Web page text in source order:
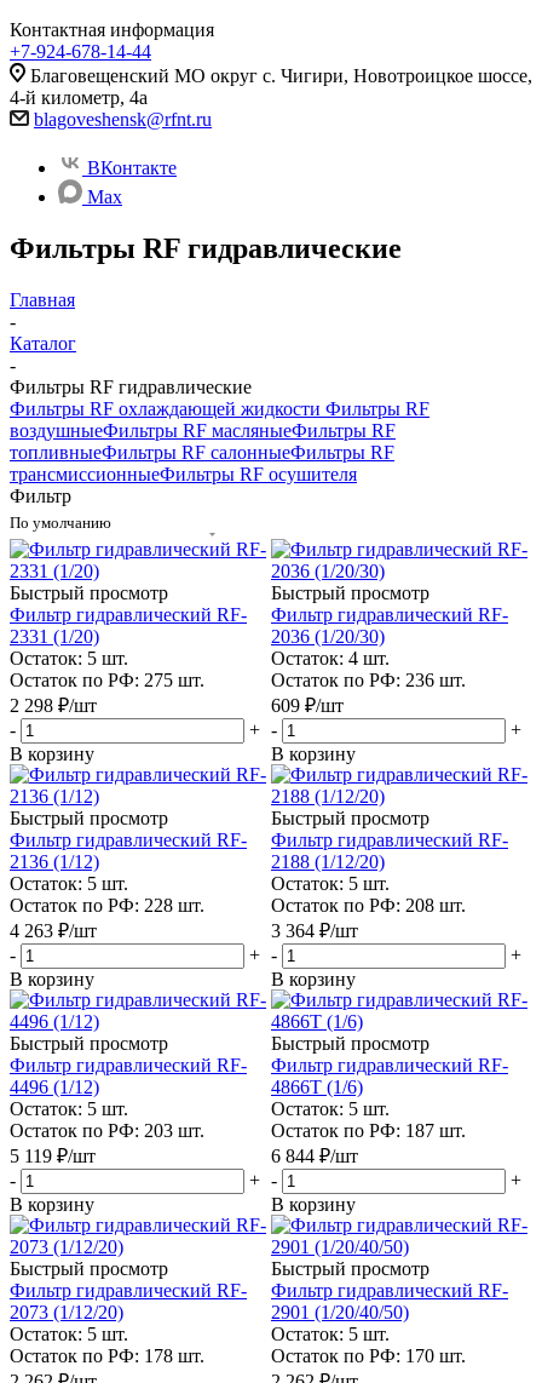
Контактная информация
+7-924-678-14-44‬
Благовещенский МО округ с. Чигири, Новотроицкое шоссе,
4-й километр, 4а
blagoveshensk@rfnt.ru
ВКонтакте
Max
Фильтры RF гидравлические
Главная
-
Каталог
-
Фильтры RF гидравлические
Фильтры RF охлаждающей жидкости Фильтры RF
воздушныеФильтры RF масляныеФильтры RF
топливныеФильтры RF салонныеФильтры RF
трансмиссионныеФильтры RF осушителя
Фильтр
По умолчанию
Быстрый просмотр
Фильтр гидравлический RF-
2331 (1/20)
Остаток: 5 шт.
Остаток по РФ: 275 шт.
2 298 ₽/шт
-
+
В корзину
Быстрый просмотр
Фильтр гидравлический RF-
2036 (1/20/30)
Остаток: 4 шт.
Остаток по РФ: 236 шт.
609 ₽/шт
-
+
В корзину
Быстрый просмотр
Фильтр гидравлический RF-
2136 (1/12)
Остаток: 5 шт.
Остаток по РФ: 228 шт.
4 263 ₽/шт
-
+
В корзину
Быстрый просмотр
Фильтр гидравлический RF-
2188 (1/12/20)
Остаток: 5 шт.
Остаток по РФ: 208 шт.
3 364 ₽/шт
-
+
В корзину
Быстрый просмотр
Фильтр гидравлический RF-
4496 (1/12)
Остаток: 5 шт.
Остаток по РФ: 203 шт.
5 119 ₽/шт
-
+
В корзину
Быстрый просмотр
Фильтр гидравлический RF-
4866T (1/6)
Остаток: 5 шт.
Остаток по РФ: 187 шт.
6 844 ₽/шт
-
+
В корзину
Быстрый просмотр
Фильтр гидравлический RF-
2073 (1/12/20)
Остаток: 5 шт.
Остаток по РФ: 178 шт.
Быстрый просмотр
Фильтр гидравлический RF-
2901 (1/20/40/50)
Остаток: 5 шт.
Остаток по РФ: 170 шт.